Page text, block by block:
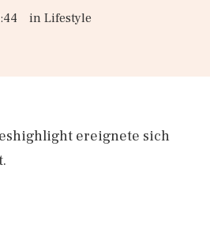
in Lifestyle
ereignete sich